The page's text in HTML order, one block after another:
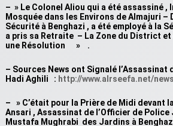
– » Le Colonel Aliou qui a été assassiné ,
Mosquée dans les Environs de Almajuri –
Sécurité à Benghazi , a été employé à la
a pris sa Retraite – La Zone du District et
une Résolution » .
– Sources News ont Signalé l’Assassinat
Hadi Aghili : http://www.alrseefa.net/
– » C’était pour la Prière de Midi devant
Ansari , Assassinat de l’Officier de Police
Mustafa Mughrabi des Jardins à